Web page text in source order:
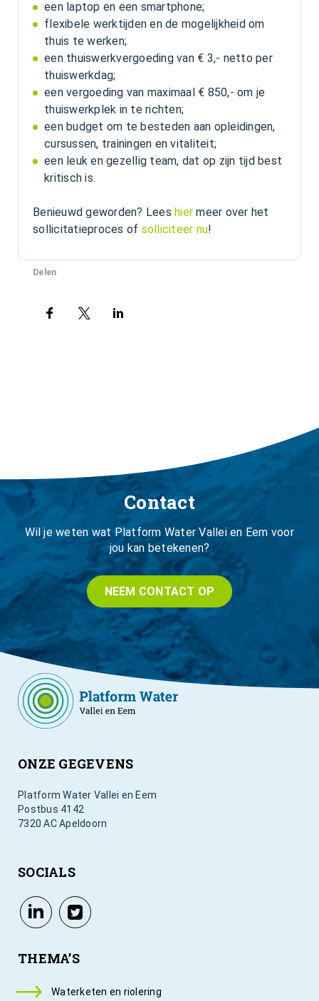
een laptop en een smartphone;
flexibele werktijden en de mogelijkheid om
thuis te werken;
een thuiswerkvergoeding van € 3,- netto per
thuiswerkdag;
een vergoeding van maximaal € 850,- om je
thuiswerkplek in te richten;
een budget om te besteden aan opleidingen,
cursussen, trainingen en vitaliteit;
een leuk en gezellig team, dat op zijn tijd best
kritisch is.
Benieuwd geworden? Lees hier meer over het
sollicitatieproces of solliciteer nu!
Delen
Contact
Wil je weten wat Platform Water Vallei en Eem voor
jou kan betekenen?
NEEM CONTACT OP
ONZE GEGEVENS
Platform Water Vallei en Eem
Postbus 4142
7320 AC Apeldoorn
SOCIALS
THEMA’S
Waterketen en riolering